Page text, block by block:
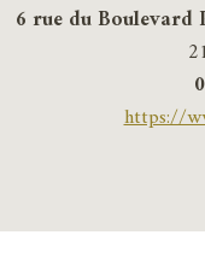
6 rue du Boulevard
https://